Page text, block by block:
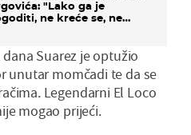
"Lako ga je
ne kreće se, ne
Suarez je optužio
unutar momčadi te da se
Legendarni El Loco
mogao prijeći.